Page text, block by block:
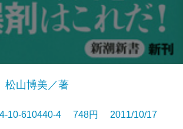
松山博美／著
10-610440-4 748円 2011/10/17